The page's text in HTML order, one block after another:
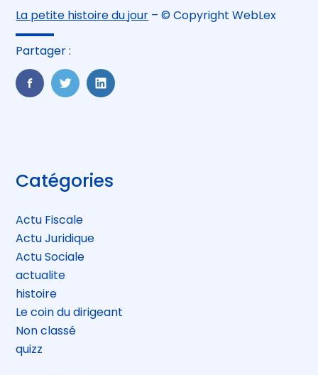
La petite histoire du jour – © Copyright WebLex
Partager :
FaceBook
TwitterLinkedIn
Blog
sidebar
Catégories
Actu Fiscale
Actu Juridique
Actu Sociale
actualite
histoire
Le coin du dirigeant
Non classé
quizz